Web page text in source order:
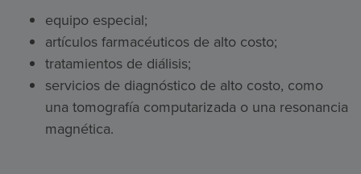
equipo especial;
artículos farmacéuticos de alto costo;
tratamientos de diálisis;
servicios de diagnóstico de alto costo, como
una tomografía computarizada o una resonancia
magnética.